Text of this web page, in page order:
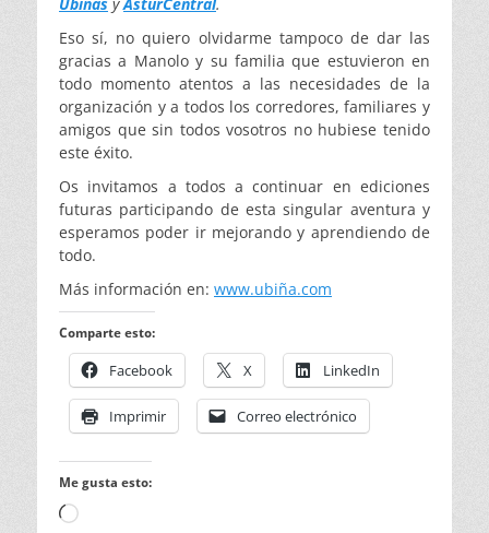
Eso sí, no quiero olvidarme tampoco de dar las
gracias a Manolo y su familia que estuvieron en
todo momento atentos a las necesidades de la
organización y a todos los corredores, familiares y
amigos que sin todos vosotros no hubiese tenido
este éxito.
Os invitamos a todos a continuar en ediciones
futuras participando de esta singular aventura y
esperamos poder ir mejorando y aprendiendo de
todo.
Más información en: www.ubiña.com
Comparte esto:
Facebook X LinkedIn
Imprimir Correo electrónico
Me gusta esto:
Cargando...